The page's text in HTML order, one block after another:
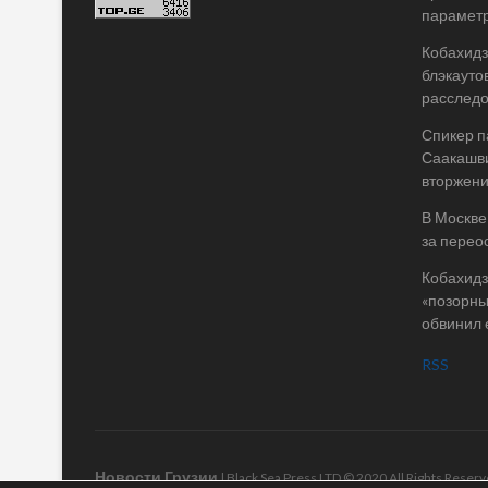
Спикер
В Москве
за
обвинил
RSS
Новости Грузии| Black Sea Press LTD © 2020 All Rights